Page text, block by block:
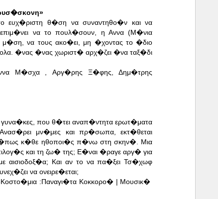
θ�ση να συναντηθο�ν και να
να το πουλ�σουν, η Αννα (Μ�νια
να τους ακο�ει, μη �χοντας το �διο
�νας �νας χωριστ� αρχ�ζει �να ταξ�δι
Μ�σχα , Αργ�ρης Ξ�φης, Δημ�τρης
γυνα�κες, που θ�τει αναπ�ντητα ερωτ�ματα
μν�μες και πρ�σωπα, εκτ�θεται
�πως κ�θε ηθοποι�ς π�νω στη σκην�. Μια
και τη ζω� της; Ε�ναι �ραγε αργ� για
αισιοδοξ�α; Και αν το να πα�ξει Τσ�χωφ
να ονειρε�εται;
:Παναγι�τα Κοκκορο� | Μουσικ�